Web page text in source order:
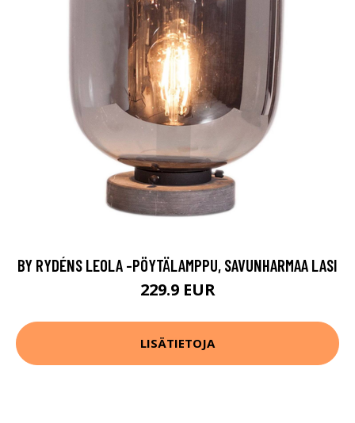
BY RYDÉNS LEOLA -PÖYTÄLAMPPU, SAVUNHARMAA LASI
229.9 EUR
LISÄTIETOJA